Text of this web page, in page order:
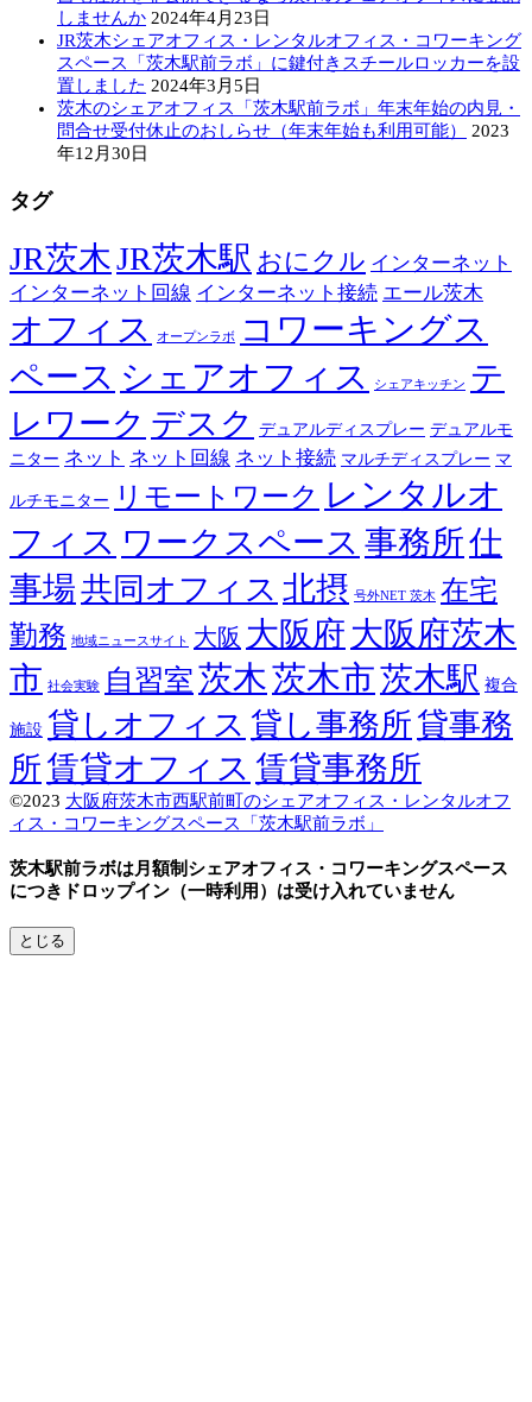
しませんか 2024年4月23日
JR茨木シェアオフィス・レンタルオフィス・コワーキング
スペース「茨木駅前ラボ」に鍵付きスチールロッカーを設
置しました 2024年3月5日
茨木のシェアオフィス「茨木駅前ラボ」年末年始の内見・
問合せ受付休止のおしらせ（年末年始も利用可能）
2023
年12月30日
タグ
JR茨木JR茨木駅 おにクル インターネット
インターネット回線 インターネット接続 エール茨木
オフィス オープンラボ
コワーキングス
ペース シェアオフィス シェアキッチン
テ
レワーク デスク デュアルディスプレー デュアルモ
ニター ネット ネット回線 ネット接続 マルチディスプレー マ
ルチモニター リモートワーク レンタルオ
フィス ワークスペース 事務所仕
事場共同オフィス 北摂 号外NET 茨木 在宅
勤務 地域ニュースサイト 大阪 大阪府 大阪府茨木
市 社会実験 自習室茨木茨木市茨木駅 複合
施設 貸しオフィス 貸し事務所貸事務
所賃貸オフィス 賃貸事務所
©2023 大阪府茨木市西駅前町のシェアオフィス・レンタルオフ
ィス・コワーキングスペース「茨木駅前ラボ」
parallax
theme
by
FameThemes
茨木駅前ラボは月額制シェアオフィス・コワーキングスペース
につきドロップイン（一時利用）は受け入れていません
とじる